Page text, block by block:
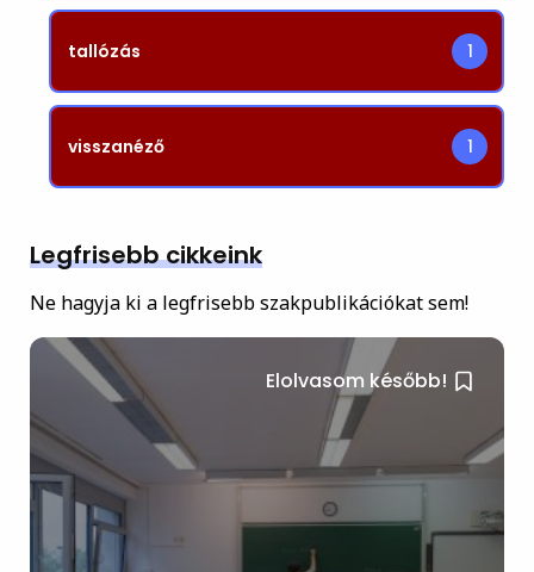
tallózás 1
visszanéző 1
Legfrisebb cikkeink
Ne hagyja ki a legfrisebb szakpublikációkat sem!
Elolvasom később!